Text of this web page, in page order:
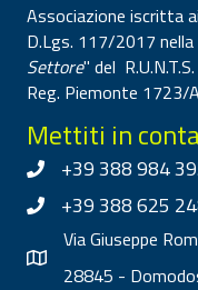
Associazione iscritta
D.Lgs. 117/2017 nella
Settore" del
Reg. Piemonte
Mettiti in
+39 388 984
+39 388 625
Via Giuseppe
28845 -